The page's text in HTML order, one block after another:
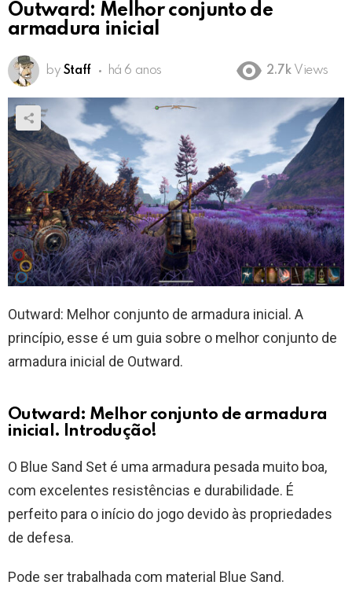
Outward: Melhor conjunto de
armadura inicial
by Staff há 6 anos 2.7k Views
Outward: Melhor conjunto de armadura inicial. A
princípio, esse é um guia sobre o melhor conjunto de
armadura inicial de Outward.
Outward: Melhor conjunto de armadura
inicial. Introdução!
O Blue Sand Set é uma armadura pesada muito boa,
com excelentes resistências e durabilidade. É
perfeito para o início do jogo devido às propriedades
de defesa.
Pode ser trabalhada com material Blue Sand.